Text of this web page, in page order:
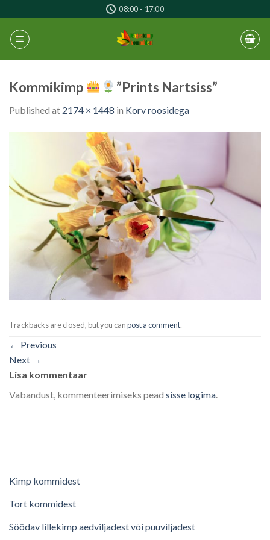
to
content
08:00 - 17:00
Kommikimp ”Prints Nartsiss”
Published at 2174 × 1448 in Korv roosidega
Trackbacks are closed, but you canpost a comment.
← Previous
Next →
Lisa kommentaar
Vabandust, kommenteerimiseks pead sisse logima.
Kimp kommidest
Tort kommidest
Söödav lillekimp aedviljadest või puuviljadest